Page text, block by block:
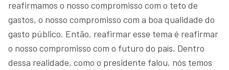
reafirmamos o nosso compromisso com o teto de
gastos, o nosso compromisso com a boa qualidade do
gasto público. Então, reafirmar esse tema é reafirmar
o nosso compromisso com o futuro do país. Dentro
dessa realidade, como o presidente falou, nós temos